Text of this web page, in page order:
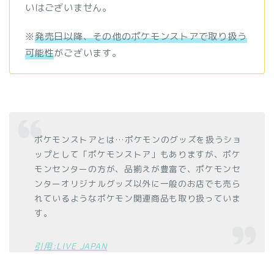
いはございません。
※発売日以降、その他のポケモンストアで取り扱う
可能性がございます。
ポケモンストアとは…ポケモンのグッズを扱うショ
ップとして「ポケモンストア」もありますが、ポケ
モンセンターの方が、品揃えが豊富で、ポケモンセ
ンターオリジナルグッズ以外に一般のお店でも売ら
れているようなポケモン関連商品も取り扱っていま
す。
引用:LIVE JAPAN